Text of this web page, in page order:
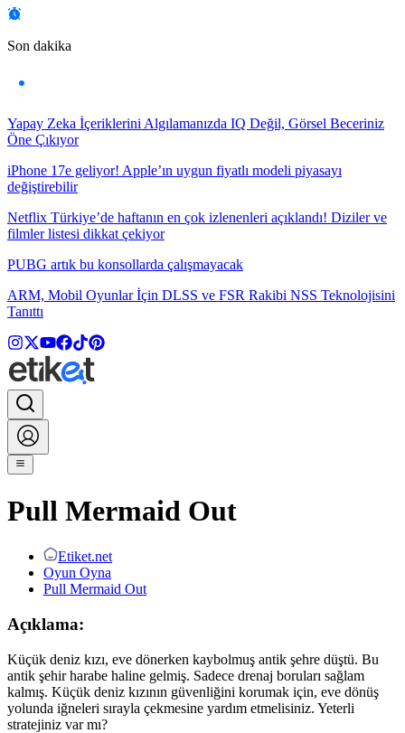
Son dakika
Yapay Zeka İçeriklerini Algılamanızda IQ Değil, Görsel Beceriniz
Öne Çıkıyor
iPhone 17e geliyor! Apple’ın uygun fiyatlı modeli piyasayı
değiştirebilir
Netflix Türkiye’de haftanın en çok izlenenleri açıklandı! Diziler ve
filmler listesi dikkat çekiyor
PUBG artık bu konsollarda çalışmayacak
ARM, Mobil Oyunlar İçin DLSS ve FSR Rakibi NSS Teknolojisini
Tanıttı
Pull Mermaid Out
Etiket.net
Oyun Oyna
Pull Mermaid Out
Açıklama:
Küçük deniz kızı, eve dönerken kaybolmuş antik şehre düştü. Bu
antik şehir harabe haline gelmiş. Sadece drenaj boruları sağlam
kalmış. Küçük deniz kızının güvenliğini korumak için, eve dönüş
yolunda iğneleri sırayla çekmesine yardım etmelisiniz. Yeterli
stratejiniz var mı?